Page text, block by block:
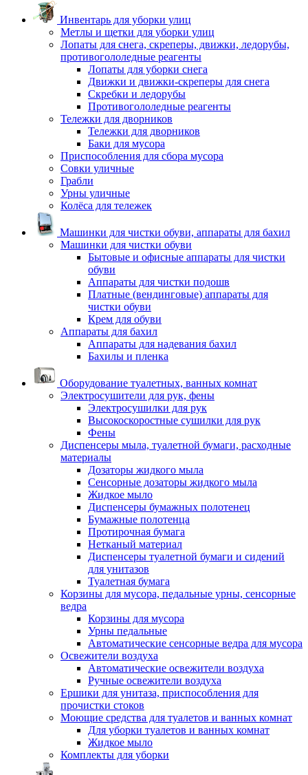
Инвентарь для уборки улиц
Метлы и щетки для уборки улиц
Лопаты для снега, скреперы, движки, ледорубы,
противогололедные реагенты
Лопаты для уборки снега
Движки и движки-скреперы для снега
Скребки и ледорубы
Противогололедные реагенты
Тележки для дворников
Тележки для дворников
Баки для мусора
Приспособления для сбора мусора
Совки уличные
Грабли
Урны уличные
Колёса для тележек
Машинки для чистки обуви, аппараты для бахил
Машинки для чистки обуви
Бытовые и офисные аппараты для чистки
обуви
Аппараты для чистки подошв
Платные (вендинговые) аппараты для
чистки обуви
Крем для обуви
Аппараты для бахил
Аппараты для надевания бахил
Бахилы и пленка
Оборудование туалетных, ванных комнат
Электросушители для рук, фены
Электросушилки для рук
Высокоскоростные сушилки для рук
Фены
Диспенсеры мыла, туалетной бумаги, расходные
материалы
Дозаторы жидкого мыла
Сенсорные дозаторы жидкого мыла
Жидкое мыло
Диспенсеры бумажных полотенец
Бумажные полотенца
Протирочная бумага
Нетканый материал
Диспенсеры туалетной бумаги и сидений
для унитазов
Туалетная бумага
Корзины для мусора, педальные урны, сенсорные
ведра
Корзины для мусора
Урны педальные
Автоматические сенсорные ведра для мусора
Освежители воздуха
Автоматические освежители воздуха
Ручные освежители воздуха
Ершики для унитаза, приспособления для
прочистки стоков
Моющие средства для туалетов и ванных комнат
Для уборки туалетов и ванных комнат
Жидкое мыло
Комплекты для уборки